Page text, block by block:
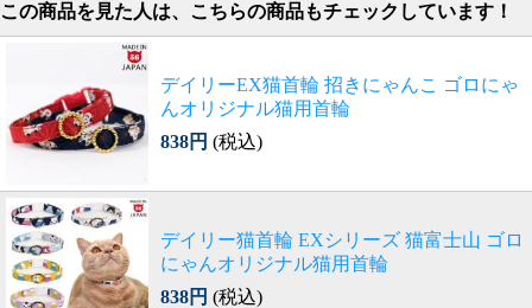
この商品を見た人は、こちらの商品もチェックしています！
デイリーEX猫首輪 招きにゃんこ ゴロにゃ
んオリジナル猫用首輪
838円 (税込)
デイリー猫首輪 EXシリーズ 猫富士山 ゴロ
にゃんオリジナル猫用首輪
838円 (税込)